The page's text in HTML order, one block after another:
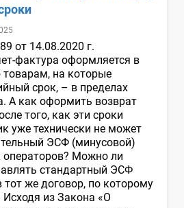
от 14.08.2020 г.
фактура оформляется в
товарам, на которые
срок, – в пределах
А как оформить возврат
того, как эти сроки
уже технически не может
ЭСФ (минусовой)
операторов? Можно ли
стандартный ЭСФ
тот же договор, по которому
из Закона «О